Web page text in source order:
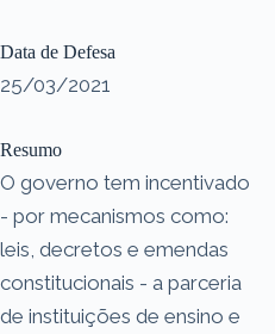
Data de Defesa
25/03/2021
Resumo
O governo tem incentivado
- por mecanismos como:
leis, decretos e emendas
constitucionais - a parceria
de instituições de ensino e